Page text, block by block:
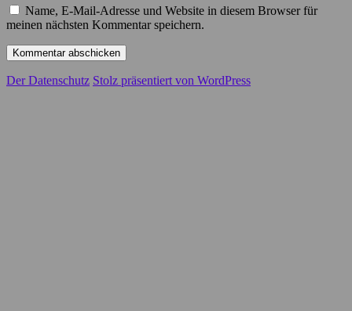
Name, E-Mail-Adresse und Website in diesem Browser für
meinen nächsten Kommentar speichern.
Der Datenschutz Stolz präsentiert von WordPress